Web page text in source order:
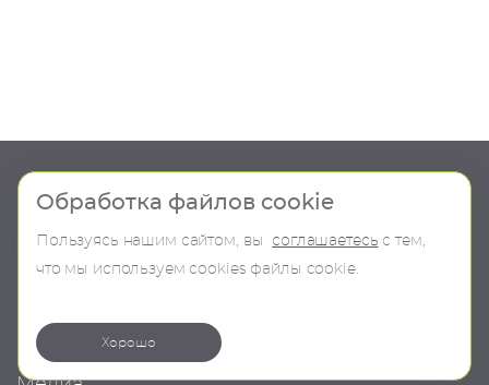
Шоу-рум
О компании
Продукция
В наличии
Обработка файлов cookie
Пользуясь нашим сайтом, вы соглашаетесь с тем,
что мы используем сookies файлы cookie.
Хорошо